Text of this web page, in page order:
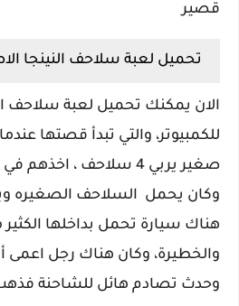
قصير
تحميل لعبة سلاحف النينجا
الان يمكنك تحميل لعبة سلاحف
للكمبيوتر، والتي تبدأ قصتها
صغير يربي 4 سلاحف ،
وكان يحمل السلاحف الصغيره
هناك سيارة تحمل بداخلها
والخطيرة، وكان هناك رجل اعمى
وحدث تصادم هائل للشاحنة